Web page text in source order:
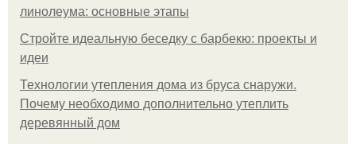
линолеума: основные этапы
Стройте идеальную беседку с барбекю: проекты и
идеи
Технологии утепления дома из бруса снаружи.
Почему необходимо дополнительно утеплить
деревянный дом